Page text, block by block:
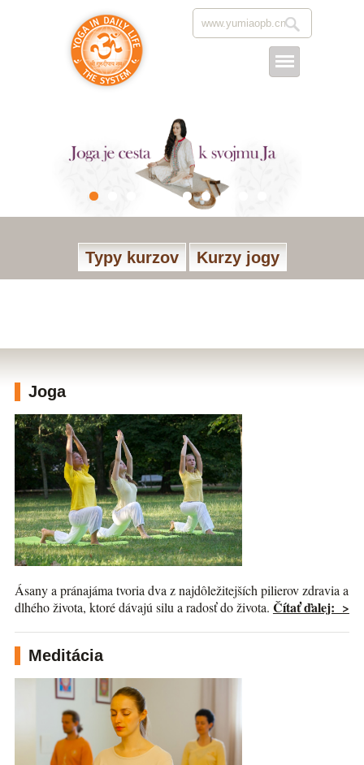
Typy kurzov Kurzy jogy
Joga
Ásany a pránajáma tvoria dva z najdôležitejších pilierov zdravia a
dlhého života, ktoré dávajú silu a radosť do života. Čítať ďalej: >
Meditácia